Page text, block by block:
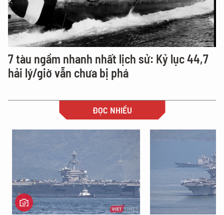
7 tàu ngầm nhanh nhất lịch sử: Kỷ lục 44,7
hải lý/giờ vẫn chưa bị phá
ĐỌC NHIỀU